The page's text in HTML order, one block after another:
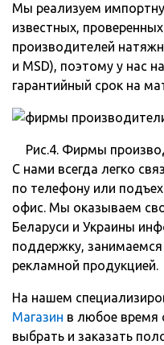
Мы реализуем
известных,
производителей
и MSD), поэтому у нас
гарантийный срок на
Рис.4. Фирмы
С нами всегда легко
по телефону или
офис. Мы оказываем
Беларуси и Украины
поддержку,
рекламной продукцией.
На нашем
Магазин в любое время
выбрать и заказать